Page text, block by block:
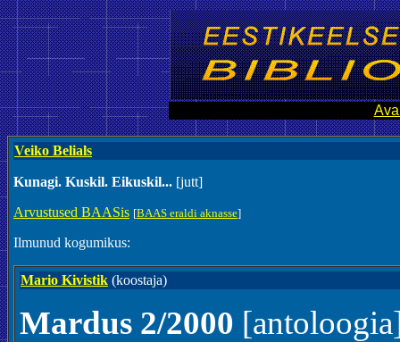
Veiko Belials
Kunagi. Kuskil. Eikuskil... [jutt]
Arvustused BAASis [BAAS eraldi aknasse]
Ilmunud kogumikus:
Mario Kivistik (koostaja)
Mardus 2/2000